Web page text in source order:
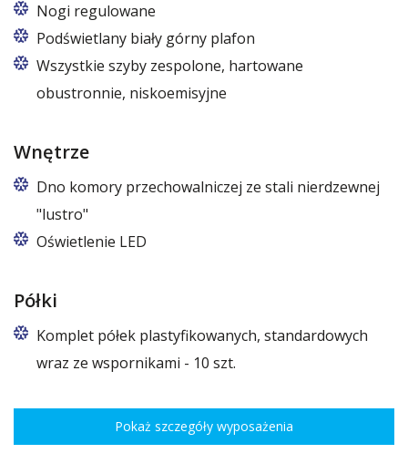
Nogi regulowane
Podświetlany biały górny plafon
7 kolorów ze wzornika RAPA
Wszystkie szyby zespolone, hartowane
obustronnie, niskoemisyjne
Wnętrze
Dno komory przechowalniczej ze stali nierdzewnej
"lustro"
Oświetlenie LED
Półki
Komplet półek plastyfikowanych, standardowych
wraz ze wspornikami - 10 szt.
wysokości co 7,5 cm pozwala na optymalne rozmieszczenie różnego
rodzaju towaru.Pokaż szczegóły wyposażenia